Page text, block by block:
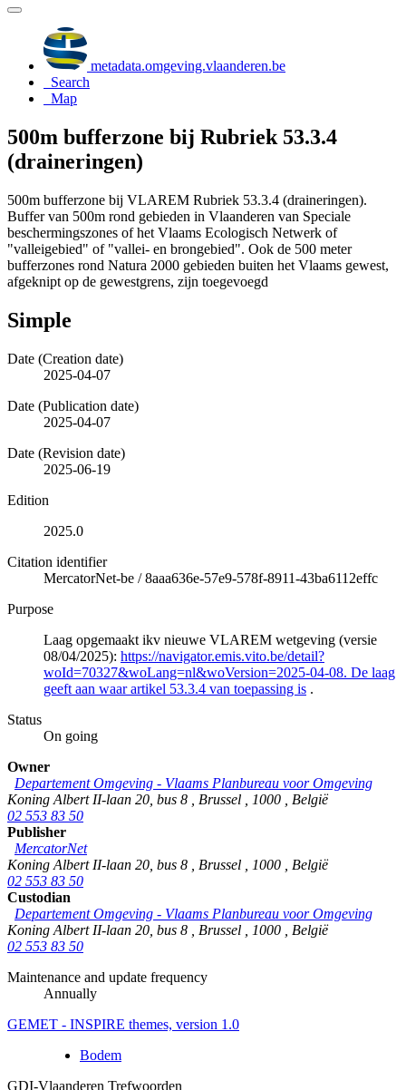
metadata.omgeving.vlaanderen.be
Search
Map
500m bufferzone bij Rubriek 53.3.4
(draineringen)
500m bufferzone bij VLAREM Rubriek 53.3.4 (draineringen).
Buffer van 500m rond gebieden in Vlaanderen van Speciale
beschermingszones of het Vlaams Ecologisch Netwerk of
"valleigebied" of "vallei- en brongebied". Ook de 500 meter
bufferzones rond Natura 2000 gebieden buiten het Vlaams gewest,
afgeknipt op de gewestgrens, zijn toegevoegd
Simple
Date (Creation date)
2025-04-07
Date (Publication date)
2025-04-07
Date (Revision date)
2025-06-19
Edition
2025.0
Citation identifier
MercatorNet-be /8aaa636e-57e9-578f-8911-43ba6112effc
Purpose
Laag opgemaakt ikv nieuwe VLAREM wetgeving (versie
08/04/2025): https://navigator.emis.vito.be/detail?
woId=70327&woLang=nl&woVersion=2025-04-08. De laag
geeft aan waar artikel 53.3.4 van toepassing is .
Status
On going
Owner
Departement Omgeving - Vlaams Planbureau voor Omgeving
Koning Albert II-laan 20, bus 8
Brussel 1000
België
02 553 83 50
Publisher
MercatorNet
Koning Albert II-laan 20, bus 8
Brussel 1000
België
02 553 83 50
Custodian
Departement Omgeving - Vlaams Planbureau voor Omgeving
Koning Albert II-laan 20, bus 8
Brussel 1000
België
02 553 83 50
Maintenance and update frequency
Annually
GEMET - INSPIRE themes, version 1.0
Bodem
GDI-Vlaanderen Trefwoorden